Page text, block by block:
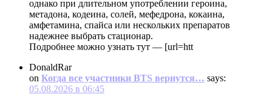
однако при длительном употреблении героина,
метадона, кодеина, солей, мефедрона, кокаина,
амфетамина, спайса или нескольких препаратов
надежнее выбрать стационар.
Подробнее можно узнать тут — [url=htt
DonaldRar
on Когда все участники BTS вернутся… says:
05.08.2026 в 06:45